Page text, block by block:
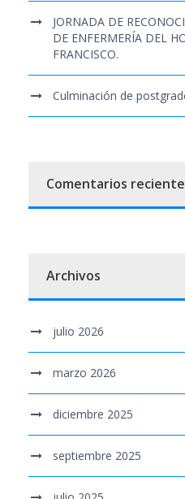
JORNADA DE
DE ENFERMERÍA DEL
FRANCISCO.
Culminación de
Comentarios
Archivos
julio 2026
marzo 2026
diciembre 2025
septiembre 2025